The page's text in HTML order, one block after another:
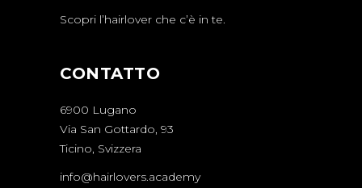
Scopri l’hairlover che c’è in te.
CONTATTO
6900 Lugano
Via San Gottardo, 93
Ticino, Svizzera
info@hairlovers.academy